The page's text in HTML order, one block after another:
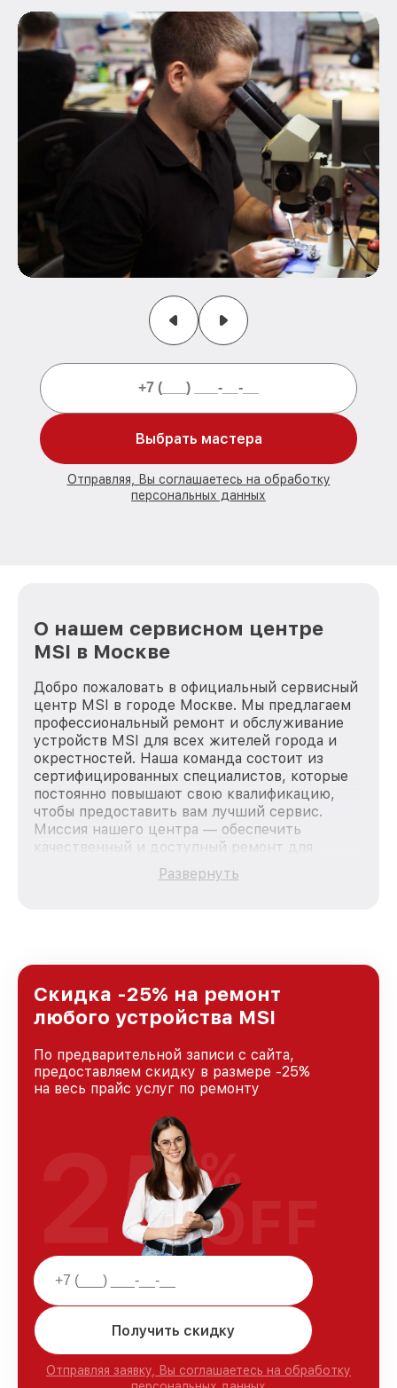
Выбрать мастера
Отправляя, Вы соглашаетесь на обработку
персональных данных
О нашем сервисном центре
MSI в Москве
Добро пожаловать в официальный сервисный
центр MSI в городе Москве. Мы предлагаем
профессиональный ремонт и обслуживание
устройств MSI для всех жителей города и
окрестностей. Наша команда состоит из
сертифицированных специалистов, которые
постоянно повышают свою квалификацию,
чтобы предоставить вам лучший сервис.
Миссия нашего центра — обеспечить
качественный и доступный ремонт для
каждого пользователя продукции MSI, вне
зависимости от сложности поломки. Мы
и лояльности наших клиентов.
Развернуть
Скидка -25% на ремонт
любого устройства MSI
По предварительной записи с сайта,
предоставляем скидку в размере -25%
на весь прайс услуг по ремонту
Получить скидку
Отправляя заявку, Вы соглашаетесь на обработку
25%
OFF